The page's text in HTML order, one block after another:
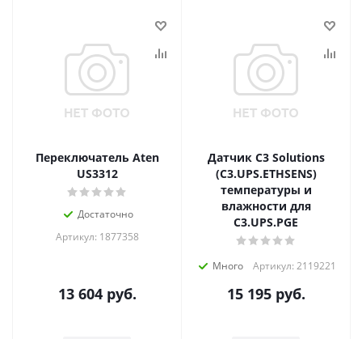
Переключатель Aten
US3312
Достаточно
Артикул: 1877358
13 604руб.
Датчик C3 Solutions
(C3.UPS.ETHSENS)
температуры и
влажности для
C3.UPS.PGE
Много Артикул: 2119221
15 195руб.